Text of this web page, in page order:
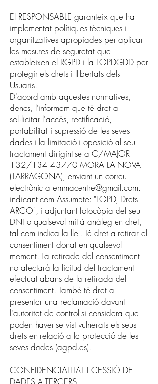
El RESPONSABLE garanteix que ha
implementat polítiques tècniques i
organitzatives apropiades per aplicar
les mesures de seguretat que
estableixen el RGPD i la LOPDGDD per
protegir els drets i llibertats dels
Usuaris.
D'acord amb aquestes normatives,
doncs, l'informem que té dret a
sol·licitar l'accés, rectificació,
portabilitat i supressió de les seves
dades i la limitació i oposició al seu
tractament dirigint-se a C/MAJOR
132/134 43770 MORA LA NOVA
(TARRAGONA), enviant un correu
electrònic a emmacentre@gmail.com.
indicant com Assumpte: "LOPD, Drets
ARCO", i adjuntant fotocòpia del seu
DNI o qualsevol mitjà anàleg en dret,
tal com indica la llei. Té dret a retirar el
consentiment donat en qualsevol
moment. La retirada del consentiment
no afectarà la licitud del tractament
efectuat abans de la retirada del
consentiment. També té dret a
presentar una reclamació davant
l'autoritat de control si considera que
poden haver-se vist vulnerats els seus
drets en relació a la protecció de les
seves dades (agpd.es).
CONFIDENCIALITAT I CESSIÓ DE
DADES A TERCERS